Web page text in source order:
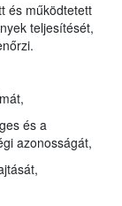
és működtetett
teljesítését,
és a
azonosságát,